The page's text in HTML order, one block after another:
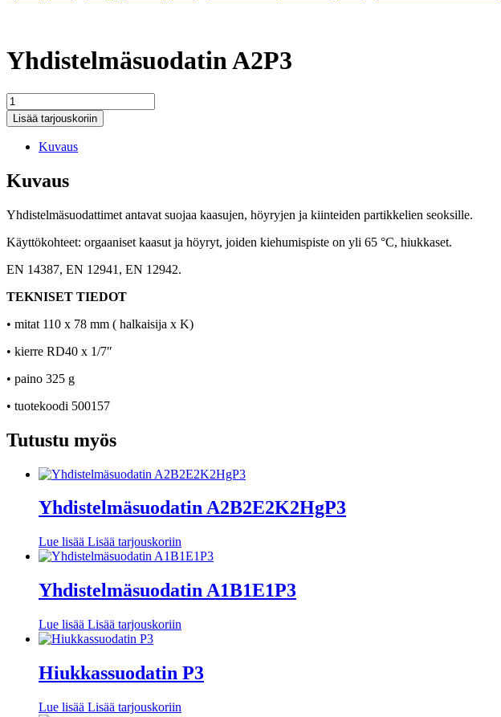
Yhdistelmäsuodatin A2P3
Yhdistelmäsuodatin
A2P3
määrä
Lisää tarjouskoriin
Kuvaus
Kuvaus
Yhdistelmäsuodattimet antavat suojaa kaasujen, höyryjen ja kiinteiden partikkelien seoksille.
Käyttökohteet: orgaaniset kaasut ja höyryt, joiden kiehumispiste on yli 65 °C, hiukkaset.
EN 14387, EN 12941, EN 12942.
TEKNISET TIEDOT
• mitat 110 x 78 mm ( halkaisija x K)
• kierre RD40 x 1/7″
• paino 325 g
• tuotekoodi 500157
Tutustu myös
Yhdistelmäsuodatin A2B2E2K2HgP3
Lue lisää Lisää tarjouskoriin
Yhdistelmäsuodatin A1B1E1P3
Lue lisää Lisää tarjouskoriin
Hiukkassuodatin P3
Lue lisää Lisää tarjouskoriin